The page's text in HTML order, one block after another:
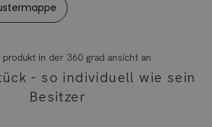
in der 360 grad ansicht an
- so individuell wie sein
Besitzer